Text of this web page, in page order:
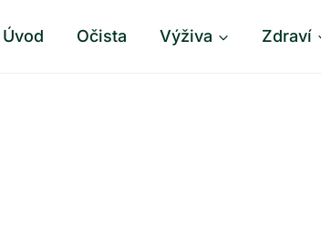
Úvod Očista Výživa Zdraví